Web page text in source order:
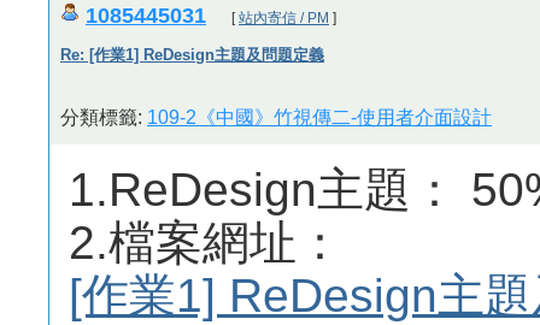
1085445031 [站內寄信 / PM ]
Re: [作業1] ReDesign主題及問題定義
分類標籤: 109-2《中國》竹視傳二-使用者介面設計
1.ReDesign主題：
2.檔案網址：
[作業1] ReDesign主